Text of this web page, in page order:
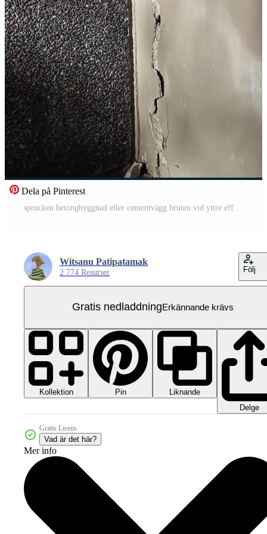
Dela på Pinterest
Witsanu Patipatamak
2 774 Resurser Följ
Gratis nedladdningErkännande krävs
Kollektion Pin
Liknande
Delge
Gratis Licens
Vad är det här?
Mer info